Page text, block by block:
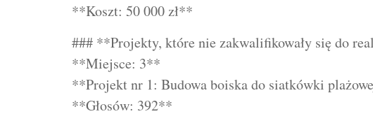
**Koszt: 50 000 zł**
### **Projekty, które nie zakwalifikowały się do
**Miejsce: 3**
**Projekt nr 1: Budowa boiska do siatkówki
**Głosów: 392**